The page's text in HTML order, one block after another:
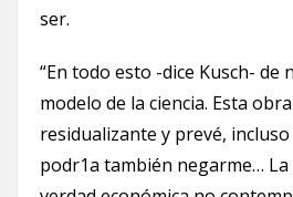
ser.
“En todo esto -dice Kusch- de
modelo de la ciencia. Esta
residualizante y prevé,
podr1a también negarme…